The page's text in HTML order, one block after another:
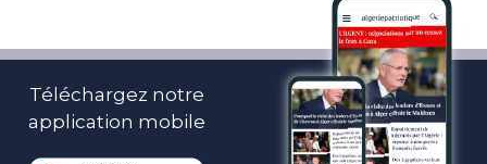
Téléchargez notre
application mobile